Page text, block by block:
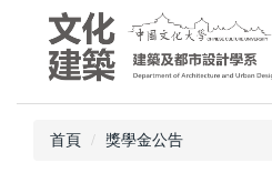
首頁 獎學金公告